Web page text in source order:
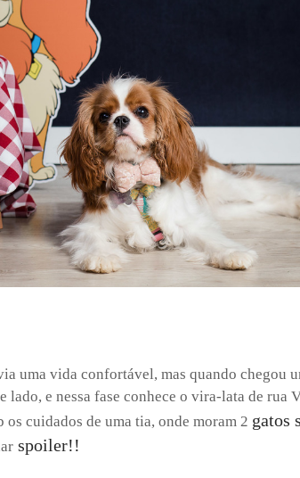
uma vida confortável, mas quando chegou
lado, e nessa fase conhece o vira-lata de rua
cuidados de uma tia, onde moram 2 gatos
spoiler!!